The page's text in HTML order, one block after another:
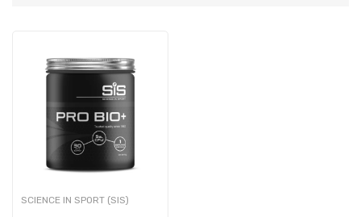
SCIENCE IN SPORT (SIS)